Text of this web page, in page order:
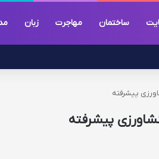
ساختمان مهاجرت زبان
پیشرفته
پیشرفته